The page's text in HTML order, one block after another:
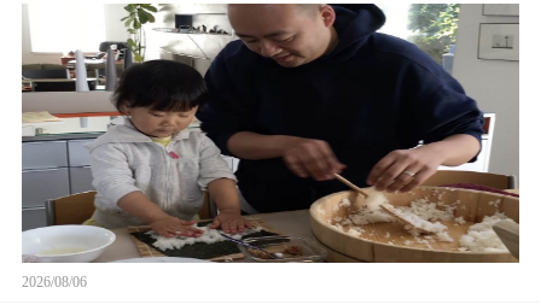
夫「家に戻ろう」私「はい」→翌日、息子夫婦か
ら300件の鬼電が…w
2026/08/06